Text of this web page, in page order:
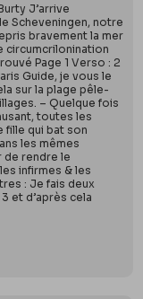
J’arrive
Scheveningen, notre
bravement la mer
circumcrilonination
Page 1 Verso : 2
Guide, je vous le
sur la plage pêle-
– Quelque fois
toutes les
fille qui bat son
les mêmes
de rendre le
infirmes & les
: Je fais deux
et d’après cela